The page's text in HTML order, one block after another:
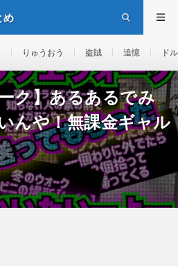
め
りゅうおう 盗賊 追憶 ド
ク】あるあるでみ
んや！無課金ギャル